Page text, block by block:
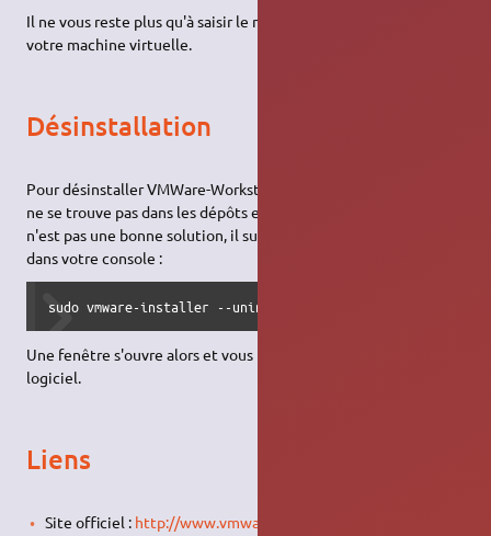
Il ne vous reste plus qu'à saisir le numéro de série, et créer
votre machine virtuelle.
Désinstallation
Pour désinstaller VMWare-Workstation, sachant que le paquet
ne se trouve pas dans les dépôts et que
n'est pas une bonne solution, il suffit de taper la ligne suivante
dans votre console :
sudo vmware-installer --uninstall-product vmware-
Une fenêtre s'ouvre alors et vous propose la désinstallation du
logiciel.
Liens
Site officiel : http://www.vmware.com/fr/